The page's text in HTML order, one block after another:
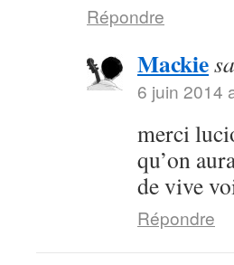
Répondre
Mackie
6 juin 2014
merci
qu’on
de vive
Répondre